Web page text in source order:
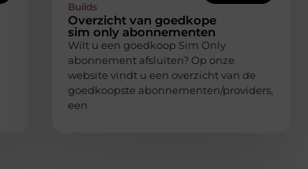
Builds
Overzicht van goedkope
sim only abonnementen
Wilt u een goedkoop Sim Only
abonnement afsluiten? Op onze
website vindt u een overzicht van de
goedkoopste abonnementen/providers,
een